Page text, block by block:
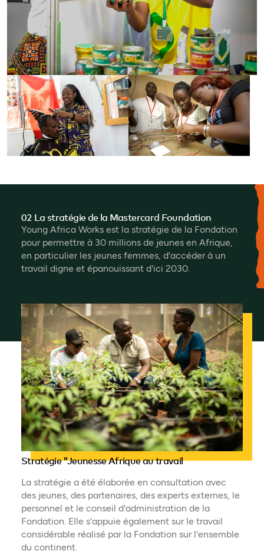
02 La stratégie de la Mastercard Foundation
Young Africa Works est la stratégie de la Fondation
pour permettre à 30 millions de jeunes en Afrique,
en particulier les jeunes femmes, d'accéder à un
travail digne et épanouissant d'ici 2030.
Stratégie "Jeunesse Afrique au travail
La stratégie a été élaborée en consultation avec
des jeunes, des partenaires, des experts externes, le
personnel et le conseil d'administration de la
Fondation. Elle s'appuie également sur le travail
considérable réalisé par la Fondation sur l'ensemble
du continent.